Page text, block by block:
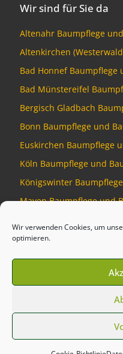
Wir verwenden Cookies, um
optimieren.
Wir sind für Sie da
Altenahr Baumpflege
Altenkirchen
Bad Honnef Baumpflege
Bad Münstereifel
Bergisch Gladbach
Bonn Baumpflege und
Euskirchen Baumpflege
Köln Baumpflege und
Königswinter
Mayen Baumpflege und
Baumdienst